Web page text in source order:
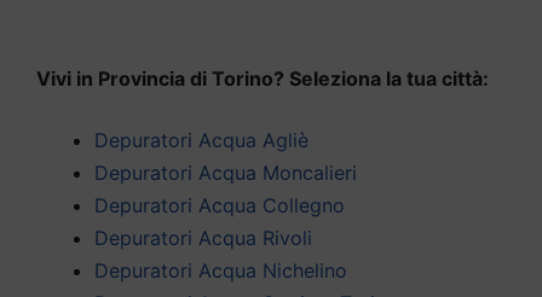
Vivi in Provincia di Torino? Seleziona la tua città:
Depuratori Acqua Agliè
Depuratori Acqua Moncalieri
Depuratori Acqua Collegno
Depuratori Acqua Rivoli
Depuratori Acqua Nichelino